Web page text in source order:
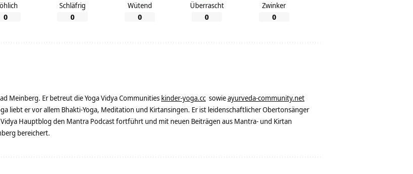
0
Schläfrig
0
Wütend
0
Überrascht
0
Zwinker
0
Meinberg. Er betreut die Yoga Vidya Communities kinder-yoga.cc sowieayurveda-community.net
liebt er vor allem Bhakti-Yoga, Meditation und Kirtansingen. Er ist leidenschaftlicher Obertonsänger
Hauptblog den Mantra Podcast fortführt und mit neuen Beiträgen aus Mantra- und Kirtan
bereichert.